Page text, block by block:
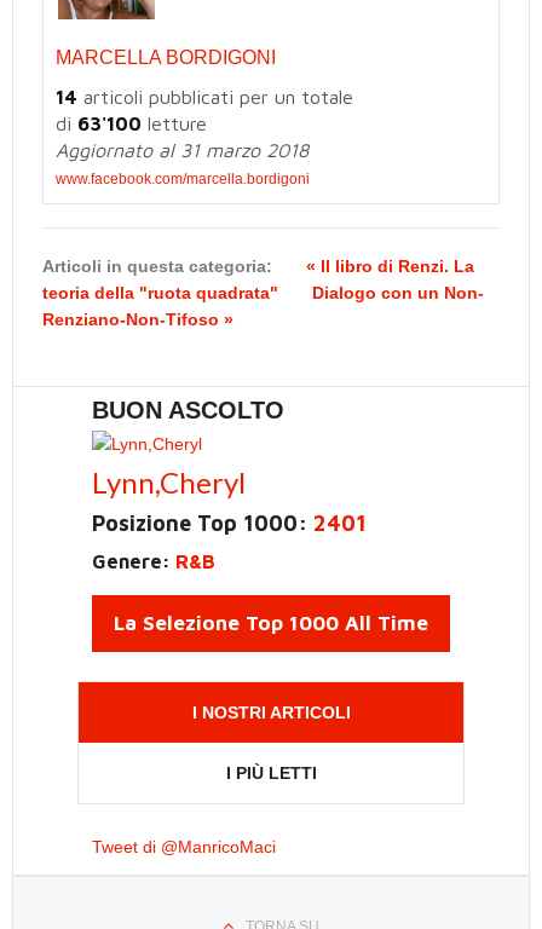
MARCELLA BORDIGONI
14 articoli pubblicati per un totale
di 63'100 letture
Aggiornato al 31 marzo 2018
www.facebook.com/marcella.bordigoni
Articoli in questa categoria:
« Il libro di Renzi. La
teoria della "ruota quadrata"
Dialogo con un Non-
Renziano-Non-Tifoso »
BUON ASCOLTO
Lynn,Cheryl
Posizione Top 1000: 2401
Genere: R&B
La Selezione Top 1000 All Time
I NOSTRI ARTICOLI
I PIÙ LETTI
Tweet di @ManricoMaci